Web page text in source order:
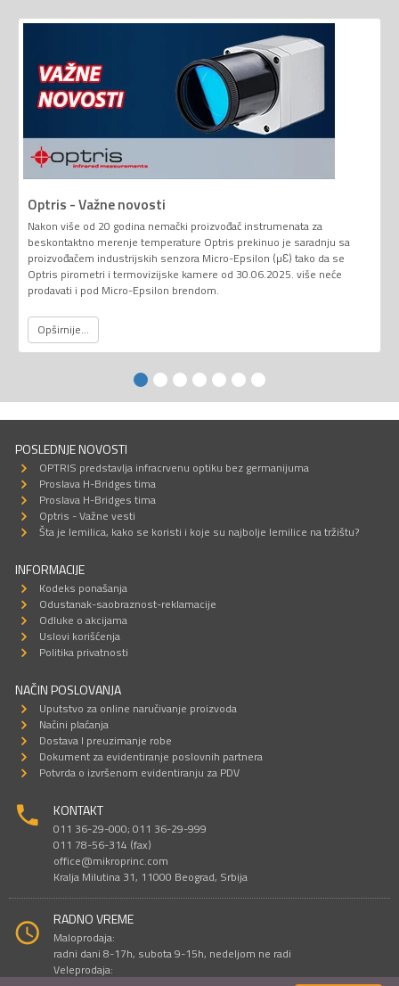
Optris - Važne novosti
Nakon više od 20 godina nemački proizvođač instrumenata za
beskontaktno merenje temperature Optris prekinuo je saradnju sa
proizvođačem industrijskih senzora Micro-Epsilon (µƐ) tako da se
Optris pirometri i termovizijske kamere od 30.06.2025. više neće
prodavati i pod Micro-Epsilon brendom.
Opširnije...
POSLEDNJE NOVOSTI
OPTRIS predstavlja infracrvenu optiku bez germanijuma
Proslava H-Bridges tima
Proslava H-Bridges tima
Optris - Važne vesti
Šta je lemilica, kako se koristi i koje su najbolje lemilice na tržištu?
INFORMACIJE
Kodeks ponašanja
Odustanak-saobraznost-reklamacije
Odluke o akcijama
Uslovi korišćenja
Politika privatnosti
NAČIN POSLOVANJA
Uputstvo za online naručivanje proizvoda
Načini plaćanja
Dostava I preuzimanje robe
Dokument za evidentiranje poslovnih partnera
Potvrda o izvršenom evidentiranju za PDV
KONTAKT
011 36-29-000; 011 36-29-999
011 78-56-314 (fax)
office@mikroprinc.com
Kralja Milutina 31, 11000 Beograd, Srbija
RADNO VREME
Maloprodaja:
radni dani 8-17h, subota 9-15h, nedeljom ne radi
Veleprodaja: